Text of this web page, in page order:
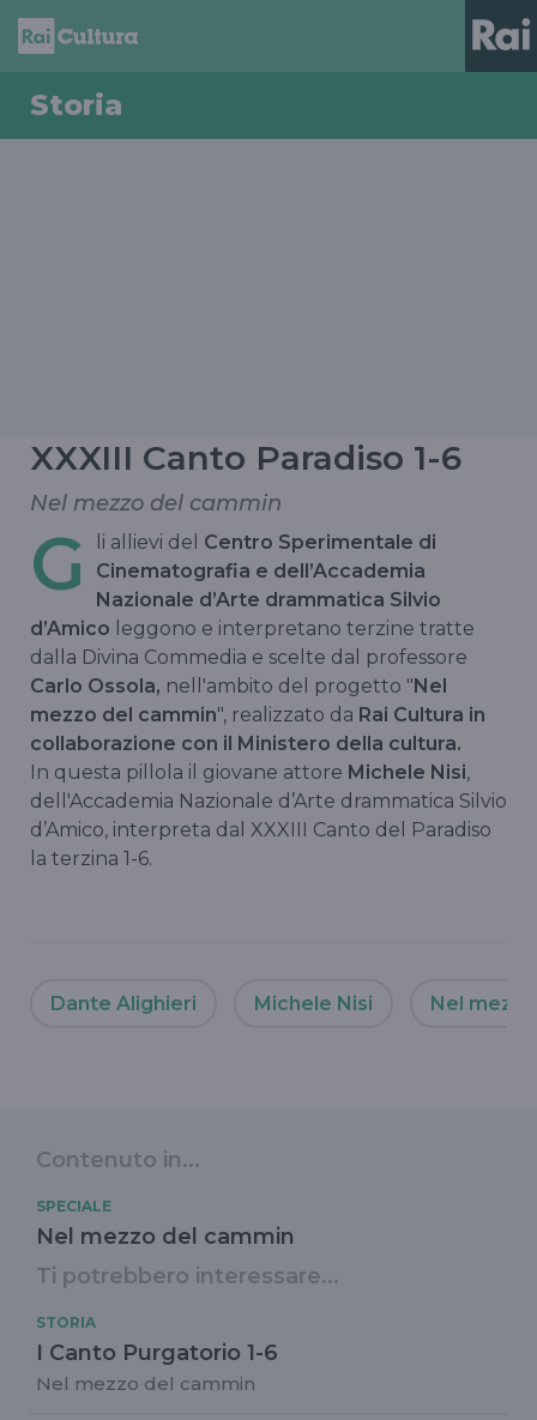
Storia
XXXIII Canto Paradiso 1-6
Nel mezzo del cammin
G li allievi del Centro Sperimentale di
Cinematografia e dell’Accademia
Nazionale d’Arte drammatica Silvio
d’Amico leggono e interpretano terzine tratte
dalla Divina Commedia e scelte dal professore
Carlo Ossola, nell'ambito del progetto "Nel
mezzo del cammin", realizzato da Rai Cultura in
collaborazione con il Ministero della cultura.
In questa pillola il giovane attore Michele Nisi,
dell'Accademia Nazionale d’Arte drammatica Silvio
d’Amico, interpreta dal XXXIII Canto del Paradiso
la terzina 1-6.
Dante Alighieri Michele Nisi Nel
Contenuto in...
SPECIALE
Nel mezzo del cammin
Ti potrebbero interessare...
STORIA
I Canto Purgatorio 1-6
Nel mezzo del cammin